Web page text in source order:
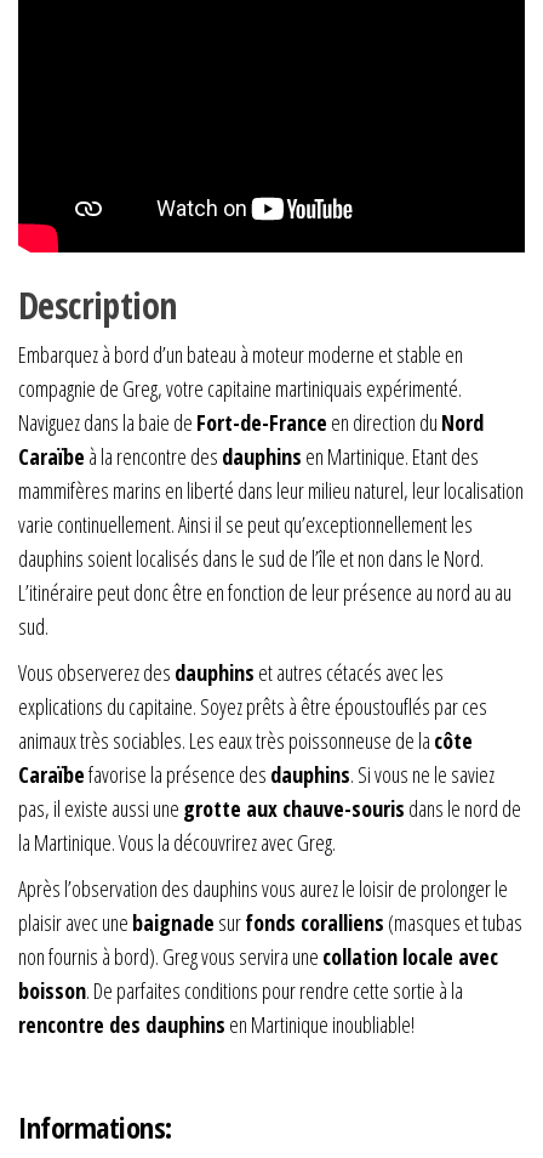
Description
Embarquez à bord d’un bateau à moteur moderne et stable en
compagnie de Greg, votre capitaine martiniquais expérimenté.
Naviguez dans la baie de Fort-de-France en direction du Nord
Caraïbe à la rencontre des dauphins en Martinique. Etant des
mammifères marins en liberté dans leur milieu naturel, leur localisation
varie continuellement. Ainsi il se peut qu’exceptionnellement les
dauphins soient localisés dans le sud de l’île et non dans le Nord.
L’itinéraire peut donc être en fonction de leur présence au nord au au
sud.
Vous observerez des dauphins et autres cétacés avec les
explications du capitaine. Soyez prêts à être époustouflés par ces
animaux très sociables. Les eaux très poissonneuse de la côte
Caraïbefavorise la présence des dauphins. Si vous ne le saviez
pas, il existe aussi une grotte aux chauve-souris dans le nord de
la Martinique. Vous la découvrirez avec Greg.
Après l’observation des dauphins vous aurez le loisir de prolonger le
plaisir avec une baignade surfonds coralliens (masques et tubas
non fournis à bord). Greg vous servira une collation locale avec
boisson. De parfaites conditions pour rendre cette sortie à la
rencontre des dauphins en Martinique inoubliable!
Informations: